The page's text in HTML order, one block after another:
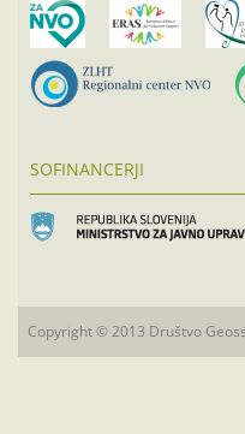
SOFINANCERJI
Copyright © 2013 Društvo